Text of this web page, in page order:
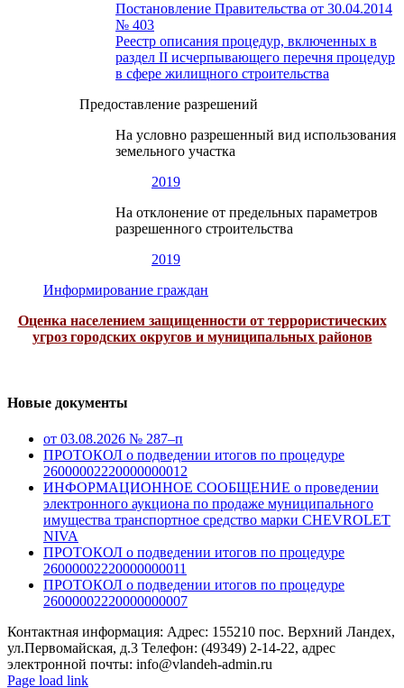
Постановление Правительства от 30.04.2014
№ 403
Реестр описания процедур, включенных в
раздел II исчерпывающего перечня процедур
в сфере жилищного строительства
Предоставление разрешений
На условно разрешенный вид использования
земельного участка
2019
На отклонение от предельных параметров
разрешенного строительства
2019
Информирование граждан
Оценка населением защищенности от террористических
угроз городских округов и муниципальных районов
Новые документы
от 03.08.2026 № 287–п
ПРОТОКОЛ о подведении итогов по процедуре
26000002220000000012
ИНФОРМАЦИОННОЕ СООБЩЕНИЕ о проведении
электронного аукциона по продаже муниципального
имущества транспортное средство марки CHEVROLET
NIVA
ПРОТОКОЛ о подведении итогов по процедуре
26000002220000000011
ПРОТОКОЛ о подведении итогов по процедуре
26000002220000000007
Контактная информация: Адрес: 155210 пос. Верхний Ландех,
ул.Первомайская, д.3 Телефон: (49349) 2-14-22, адрес
электронной почты: info@vlandeh-admin.ru
Page load link